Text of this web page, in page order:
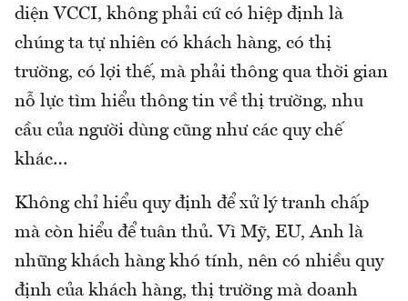
diện VCCI, không phải cứ có hiệp định là
chúng ta tự nhiên có khách hàng, có thị
trường, có lợi thế, mà phải thông qua thời gian
nỗ lực tìm hiểu thông tin về thị trường, nhu
cầu của người dùng cũng như các quy chế
khác…
Không chỉ hiểu quy định để xử lý tranh chấp
mà còn hiểu để tuân thủ. Vì Mỹ, EU, Anh là
những khách hàng khó tính, nên có nhiều quy
định của khách hàng, thị trường mà doanh